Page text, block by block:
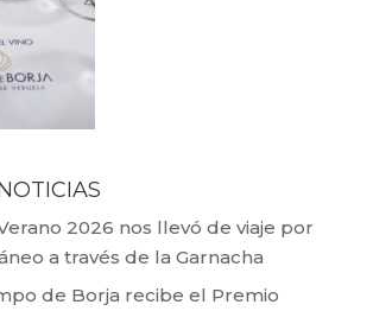
2026 nos llevó de viaje por
a través de la Garnacha
de Borja recibe el Premio